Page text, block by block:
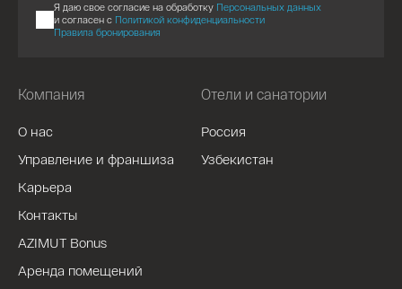
Компания
О нас
Управление и франшиза
Карьера
Контакты
AZIMUT Bonus
Аренда помещений
Отели и санатории
Россия
Узбекистан
Я даю свое согласие на обработку Персональных данных
и согласен с Политикой конфиденциальности
Правила бронирования